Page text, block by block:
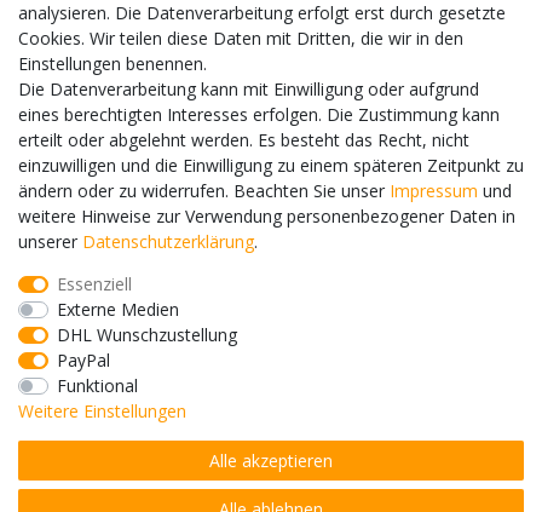
Hilfe
WIR AKZEPTIEREN
WIR VERSENDEN MIT
Angebote sind freibleibend zzgl. Versandkosten. Irrtümer,
Druckfehler und Preisänderungen vorbehalten.
analysieren. Die Datenverarbeitung erfolgt erst durch gesetzte
Cookies. Wir teilen diese Daten mit Dritten, die wir in den
Einstellungen benennen.
Die Datenverarbeitung kann mit Einwilligung oder aufgrund
eines berechtigten Interesses erfolgen. Die Zustimmung kann
erteilt oder abgelehnt werden. Es besteht das Recht, nicht
einzuwilligen und die Einwilligung zu einem späteren Zeitpunkt zu
ändern oder zu widerrufen. Beachten Sie unser Impressum und
weitere Hinweise zur Verwendung personenbezogener Daten in
unserer Daten­schutz­erklärung.
Essenziell
Externe Medien
DHL Wunschzustellung
PayPal
Funktional
Weitere Einstellungen
Alle akzeptieren